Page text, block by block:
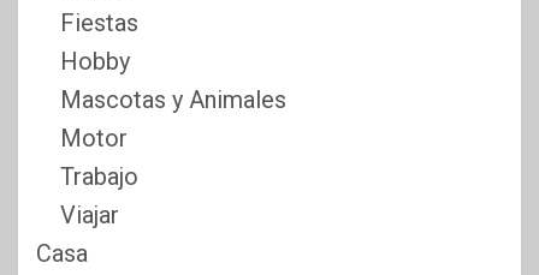
Fiestas
Hobby
Mascotas y Animales
Motor
Trabajo
Viajar
Casa